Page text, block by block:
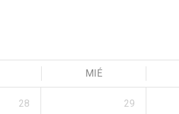
MIÉ
28 29